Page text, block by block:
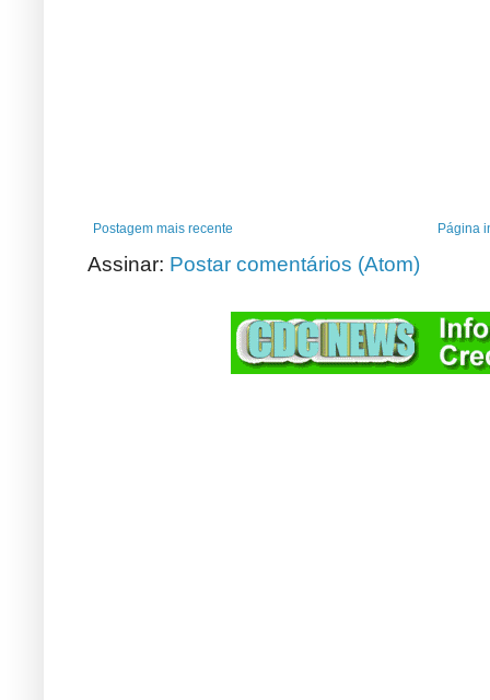
Postagem mais recente Página
Assinar: Postar comentários (Atom)